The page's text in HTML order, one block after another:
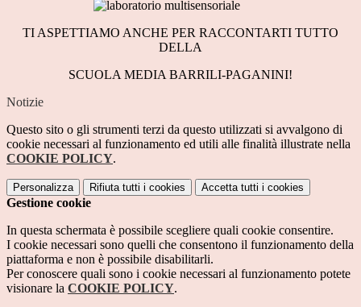
TI ASPETTIAMO ANCHE PER RACCONTARTI TUTTO
DELLA
SCUOLA MEDIA BARRILI-PAGANINI!
Notizie
Questo sito o gli strumenti terzi da questo utilizzati si avvalgono di
cookie necessari al funzionamento ed utili alle finalità illustrate nella
COOKIE POLICY.
Personalizza Rifiuta tutti i cookies Accetta tutti i cookies
Gestione cookie
In questa schermata è possibile scegliere quali cookie consentire.
I cookie necessari sono quelli che consentono il funzionamento della
piattaforma e non è possibile disabilitarli.
Per conoscere quali sono i cookie necessari al funzionamento potete
visionare la COOKIE POLICY.